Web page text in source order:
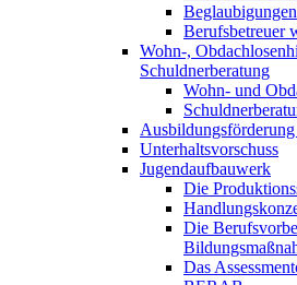
Beglaubigungen
Berufsbetreuer
Wohn-,
Schuldnerberatung
Wohn- und
Unterhaltsvorschuss
Jugendaufbauwerk
Die
Die
Das